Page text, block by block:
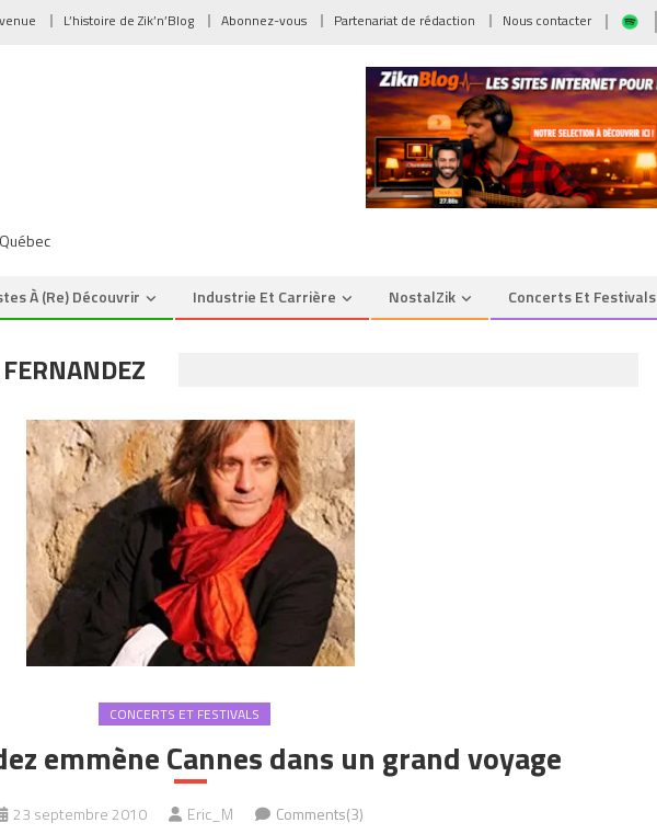
L’histoire de Zik’n’Blog Abonnez-vous Partenariat de rédaction Nous contacter
À (re) Découvrir Industrie Et Carrière NostalZik Concerts Et Festivals
CONCERTS ET FESTIVALS
emmène Cannes dans un grand voyage
23 septembre 2010 Eric_M Comments(3)